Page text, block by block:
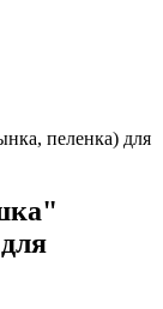
пеленка) для